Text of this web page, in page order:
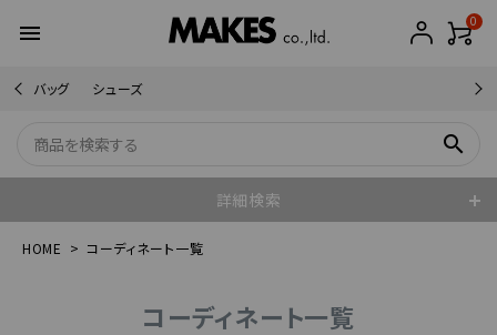
menu 0
バッグ シューズ
search
詳細検索
HOME コーディネート一覧
コーディネート一覧